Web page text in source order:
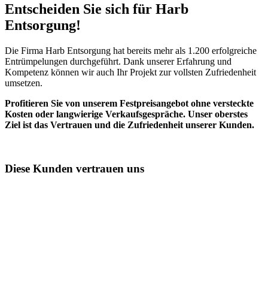
Entscheiden Sie sich für Harb
Entsorgung!​
Die Firma Harb Entsorgung hat bereits mehr als 1.200 erfolgreiche
Entrümpelungen durchgeführt. Dank unserer Erfahrung und
Kompetenz können wir auch Ihr Projekt zur vollsten Zufriedenheit
umsetzen.
Profitieren Sie von unserem Festpreisangebot ohne versteckte
Kosten oder langwierige Verkaufsgespräche. Unser oberstes
Ziel ist das Vertrauen und die Zufriedenheit unserer Kunden.
Diese Kunden vertrauen uns